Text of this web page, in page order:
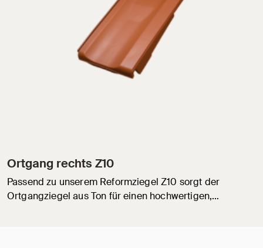
Ortgang rechts Z10
Passend zu unserem Reformziegel Z10 sorgt der
Ortgangziegel aus Ton für einen hochwertigen,…